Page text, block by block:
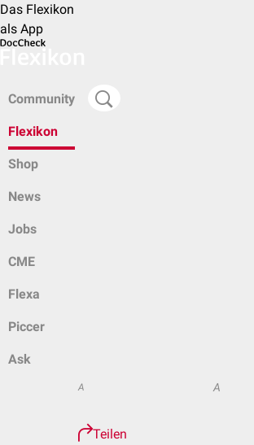
Das Flexikon
als App
Community
Flexikon
Shop
News
Jobs
CME
Flexa
Piccer
Ask
A A
Teilen